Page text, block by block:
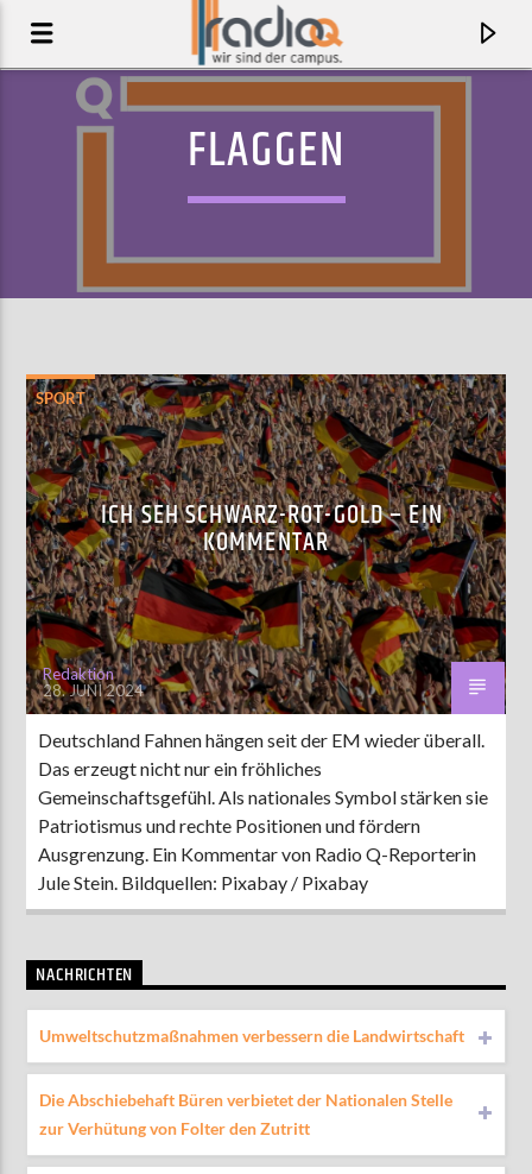
AKTUELLER TRACK
DNA 8
MILD MINDS
AKTUELLE SENDUNG
MOEBIUS
00:00 09:00
ZU HÖREN INMünster 90,9 MHz Steinfurt103,9 MHz
FLAGGEN
SPORT
ICH SEH SCHWARZ-ROT-GOLD – EIN
KOMMENTAR
Redaktion
28. JUNI 2024
Deutschland Fahnen hängen seit der EM wieder überall.
Das erzeugt nicht nur ein fröhliches
Gemeinschaftsgefühl. Als nationales Symbol stärken sie
Patriotismus und rechte Positionen und fördern
Ausgrenzung. Ein Kommentar von Radio Q-Reporterin
Jule Stein. Bildquellen: Pixabay / Pixabay
NACHRICHTEN
Umweltschutzmaßnahmen verbessern die Landwirtschaft
Die Abschiebehaft Büren verbietet der Nationalen Stelle
zur Verhütung von Folter den Zutritt